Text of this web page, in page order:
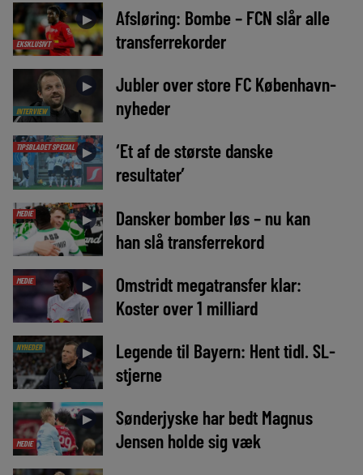
EKSKLUSIVT
►
Afsløring: Bombe – FCN slår alle
transferrekorder
INTERVIEW
►
Jubler over store FC København-
nyheder
TIPSBLADET SPECIAL ►
‘Et af de største danske
resultater’
MEDIE ►
Dansker bomber løs – nu kan
han slå transferrekord
MEDIE ►
Omstridt megatransfer klar:
Koster over 1 milliard
NYHEDER ►
Legende til Bayern: Hent tidl. SL-
stjerne
MEDIE
►
Sønderjyske har bedt Magnus
Jensen holde sig væk